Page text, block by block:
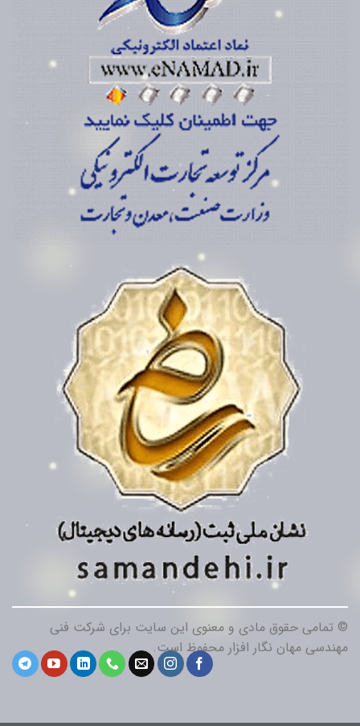
© تمامی حقوق مادی و معنوی این سایت برای شرکت فنی
مهندسی مهان نگار افزار محفوظ است.